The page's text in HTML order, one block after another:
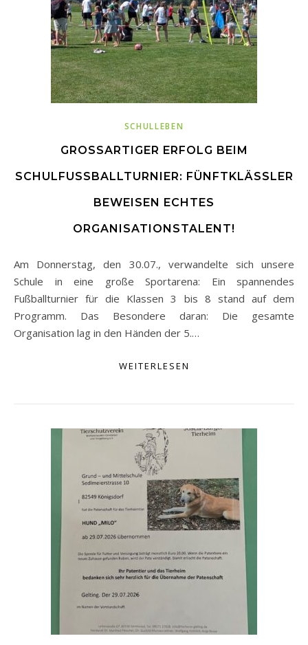
SCHULLEBEN
GROSSARTIGER ERFOLG BEIM S
CHULFUSSBALLTURNIER: FÜNFTKLÄSSLER BE
WEISEN ECHTES OR
GANISATIONSTALENT!
Am Donnerstag, den 30.07., verwandelte sich unsere
Schule in eine große Sportarena: Ein spannendes
Fußballturnier für die Klassen 3 bis 8 stand auf dem
Programm. Das Besondere daran: Die gesamte
Organisation lag in den Händen der 5.…
WEITERLESEN